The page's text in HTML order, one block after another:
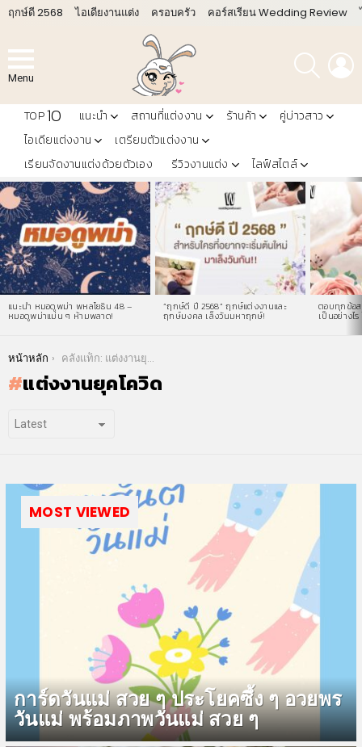
ฤกษ์ดี 2568 ไอเดียงานแต่ง ครอบครัว คอร์สเรียน Wedding Review
Menu
ค้นหา
TOP10 แนะนำ สถานที่แต่งงาน ร้านค้า
คู่บ่าวสาว
ไอเดียแต่งงาน
เตรียมตัวแต่งงาน
เรียนจัดงานแต่งด้วยตัวเอง
รีวิวงานแต่ง ไลฟ์สไตล์
LATEST
STORIES
แนะนำ หมอดูพม่า พหลโยธิน 48 –
หมอดูพม่าแม่น ๆ ห้ามพลาด!
“ฤกษ์ดี ปี 2568” ฤกษ์แต่งงานและ
ฤกษ์มงคล เล็งวันมหาฤกษ์!
ตอบทุกข้อส
เป็นอย่างไร
You are here:
หน้าหลัก คลังแท็ก: แต่งงานยุคโควิด
แต่งงานยุคโควิด
MOST VIEWED
การ์ดวันแม่ สวย ๆ ประโยคซึ้ง ๆ อวยพร
วันแม่ พร้อมภาพวันแม่ สวย ๆ